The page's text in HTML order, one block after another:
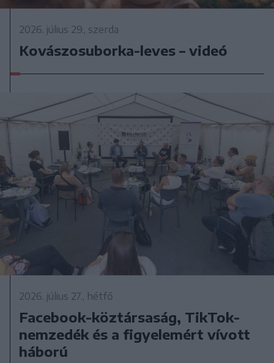
2026. július 29., szerda
Kovászosuborka-leves – videó
2026. július 27., hétfő
Facebook-köztársaság, TikTok-
nemzedék és a figyelemért vívott
háború